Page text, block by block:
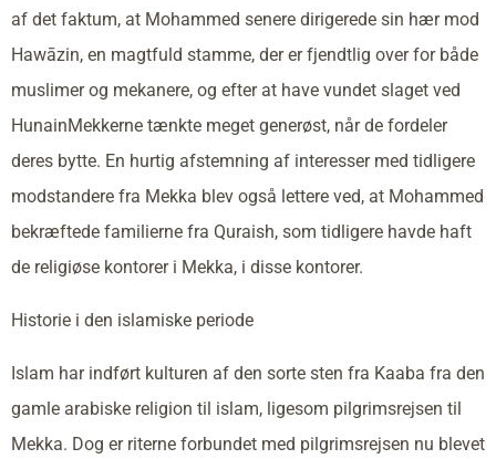
af det faktum, at Mohammed senere dirigerede sin hær mod
Hawāzin, en magtfuld stamme, der er fjendtlig over for både
muslimer og mekanere, og efter at have vundet slaget ved
HunainMekkerne tænkte meget generøst, når de fordeler
deres bytte. En hurtig afstemning af interesser med tidligere
modstandere fra Mekka blev også lettere ved, at Mohammed
bekræftede familierne fra Quraish, som tidligere havde haft
de religiøse kontorer i Mekka, i disse kontorer.
Historie i den islamiske periode
Islam har indført kulturen af den sorte sten fra Kaaba fra den
gamle arabiske religion til islam, ligesom pilgrimsrejsen til
Mekka. Dog er riterne forbundet med pilgrimsrejsen nu blevet